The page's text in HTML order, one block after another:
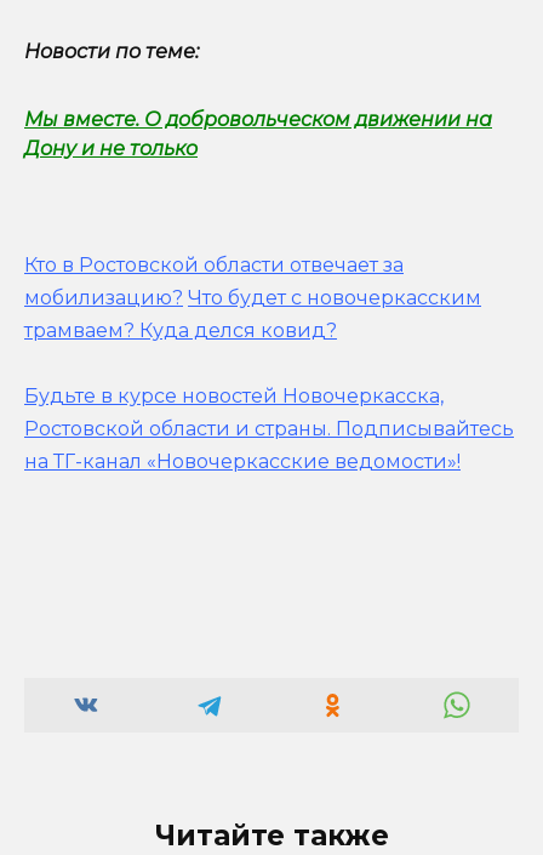
Новости по теме:
Мы вместе. О добровольческом движении на
Дону и не только
Кто в Ростовской области отвечает за
мобилизацию? Что будет с новочеркасским
трамваем? Куда делся ковид?
Будьте в курсе новостей Новочеркасска,
Ростовской области и страны. Подписывайтесь
на ТГ-канал «Новочеркасские ведомости»!
Читайте также